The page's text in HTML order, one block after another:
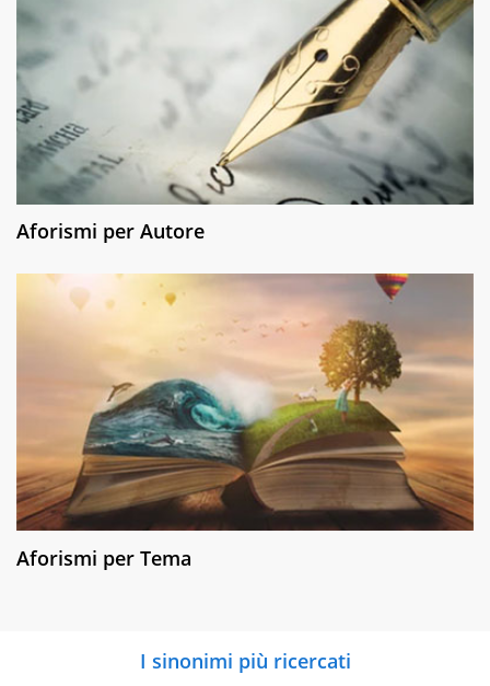
Aforismi per Autore
Aforismi per Tema
I sinonimi più ricercati